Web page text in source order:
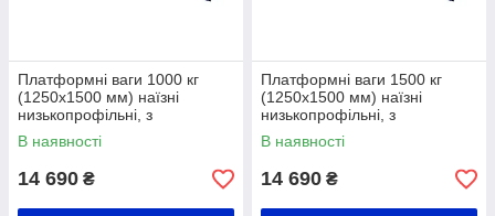
Платформні ваги 1000 кг
(1250х1500 мм) наїзні
низькопрофільні, з
розбірними пандусами
В наявності
14 690 ₴
Платформні ваги 1500 кг
(1250х1500 мм) наїзні
низькопрофільні, з
розбірними пандусами
В наявності
14 690 ₴